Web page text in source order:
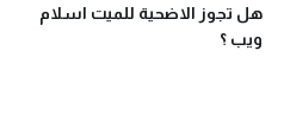
هل تجوز الاضحية للميت اسلام
ويب ؟